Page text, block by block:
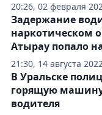
20:26, 02 февраля
21:30, 14 августа
Задержание
наркотическом
Атырау попало
В Уральске
горящую
водителя